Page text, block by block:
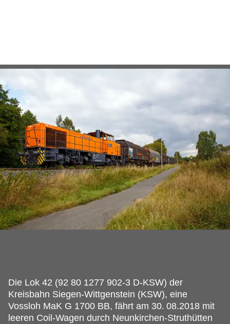
Die Lok 42 (92 80 1277 902-3 D-KSW) der
Kreisbahn Siegen-Wittgenstein (KSW), eine
Vossloh MaK G 1700 BB, fährt am 30. 08.2018 mit
leeren Coil-Wagen durch Neunkirchen-Struthütten